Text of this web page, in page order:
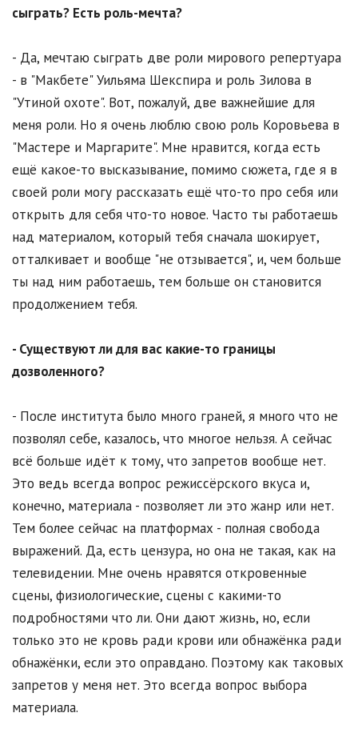
сыграть? Есть роль-мечта?
- Да, мечтаю сыграть две роли мирового репертуара
- в "Макбете" Уильяма Шекспира и роль Зилова в
"Утиной охоте". Вот, пожалуй, две важнейшие для
меня роли. Но я очень люблю свою роль Коровьева в
"Мастере и Маргарите". Мне нравится, когда есть
ещё какое-то высказывание, помимо сюжета, где я в
своей роли могу рассказать ещё что-то про себя или
открыть для себя что-то новое. Часто ты работаешь
над материалом, который тебя сначала шокирует,
отталкивает и вообще "не отзывается", и, чем больше
ты над ним работаешь, тем больше он становится
продолжением тебя.
- Существуют ли для вас какие-то границы
дозволенного?
- После института было много граней, я много что не
позволял себе, казалось, что многое нельзя. А сейчас
всё больше идёт к тому, что запретов вообще нет.
Это ведь всегда вопрос режиссёрского вкуса и,
конечно, материала - позволяет ли это жанр или нет.
Тем более сейчас на платформах - полная свобода
выражений. Да, есть цензура, но она не такая, как на
телевидении. Мне очень нравятся откровенные
сцены, физиологические, сцены с какими-то
подробностями что ли. Они дают жизнь, но, если
только это не кровь ради крови или обнажёнка ради
обнажёнки, если это оправдано. Поэтому как таковых
запретов у меня нет. Это всегда вопрос выбора
материала.